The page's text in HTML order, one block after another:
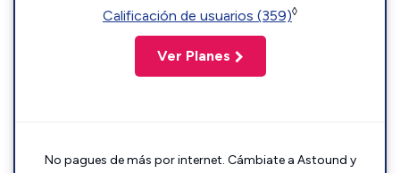
Calificación de usuarios (359)◊
Ver Planes
No pagues de más por internet. Cámbiate a Astound y